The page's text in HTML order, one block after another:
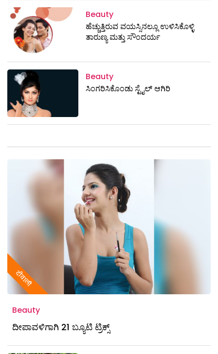
Beauty
ಹೆಚ್ಚುತ್ತಿರುವ ವಯಸ್ಸಿನಲ್ಲೂ ಉಳಿಸಿಕೊಳ್ಳಿ
ತಾರುಣ್ಯ ಮತ್ತು ಸೌಂದರ್ಯ
Beauty
ಸಿಂಗರಿಸಿಕೊಂಡು ಸ್ಟೈಲ್ ಆಗಿರಿ
दीवाली
Beauty
ದೀಪಾವಳಿಗಾಗಿ 21 ಬ್ಯೂಟಿ ಟ್ರಿಕ್ಸ್